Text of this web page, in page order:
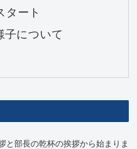
タート
子について
部長の乾杯の挨拶から始まりま